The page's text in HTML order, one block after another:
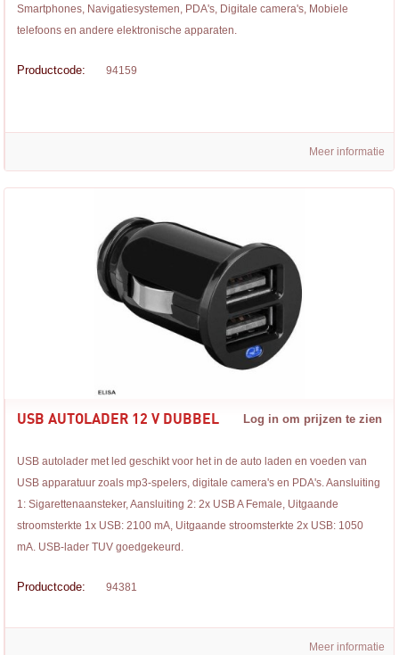
Smartphones, Navigatiesystemen, PDA's, Digitale camera's, Mobiele
telefoons en andere elektronische apparaten.
Productcode: 94159
Meer informatie
USB AUTOLADER 12 V DUBBEL Log in om prijzen te zien
USB autolader met led geschikt voor het in de auto laden en voeden van
USB apparatuur zoals mp3-spelers, digitale camera's en PDA's. Aansluiting
1: Sigarettenaansteker, Aansluiting 2: 2x USB A Female, Uitgaande
stroomsterkte 1x USB: 2100 mA, Uitgaande stroomsterkte 2x USB: 1050
mA. USB-lader TUV goedgekeurd.
Productcode: 94381
Meer informatie